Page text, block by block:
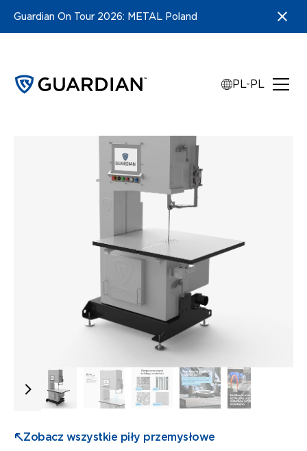
Guardian On Tour 2026: METAL Poland
PL-PL
Zobacz wszystkie piły przemysłowe